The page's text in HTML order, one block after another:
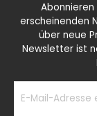
erscheinenden
über neue
Newsletter ist